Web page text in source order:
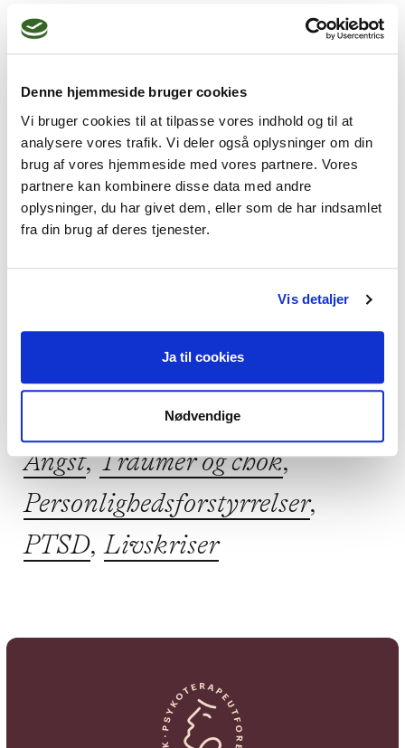
Denne hjemmeside bruger cookies
Vi bruger cookies til at tilpasse vores indhold og til at
analysere vores trafik. Vi deler også oplysninger om din
brug af vores hjemmeside med vores partnere. Vores
partnere kan kombinere disse data med andre
oplysninger, du har givet dem, eller som de har indsamlet
fra din brug af deres tjenester.
Vis detaljer
Ja til cookies
Nødvendige
Undervisning
En kombination af weekend og hverdage
Vores uddannelse tager
udgangspunkt i,
Kognitiv adfærdsterapi,
Uddannelsen giver blandet
andet kompetencer inden for
Angst, Traumer og chok,
Personlighedsforstyrrelser,
PTSD, Livskriser